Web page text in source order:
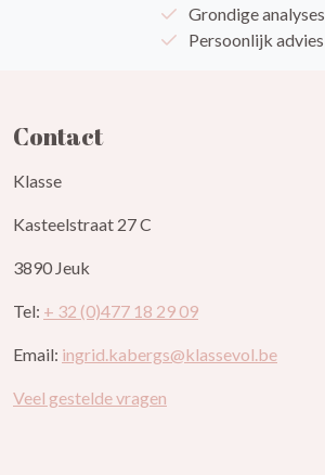
Grondige analyses
Persoonlijk advies
Contact
Klasse
Kasteelstraat 27 C
3890 Jeuk
Tel: + 32 (0)477 18 29 09
Email: ingrid.kabergs@klassevol.be
Veel gestelde vragen